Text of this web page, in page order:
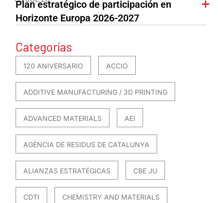
Plan estratégico de participación en
Horizonte Europa 2026-2027
Categorías
120 ANIVERSARIO ACCIO
ADDITIVE MANUFACTURING / 3D PRINTING
ADVANCED MATERIALS AEI
AGÈNCIA DE RESIDUS DE CATALUNYA
ALIANZAS ESTRATÉGICAS CBE JU
CDTI CHEMISTRY AND MATERIALS